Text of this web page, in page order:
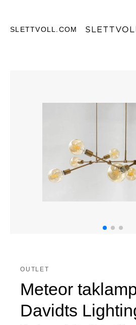
SLETTVOLL.COM
OUTLET
Meteor
Davidts